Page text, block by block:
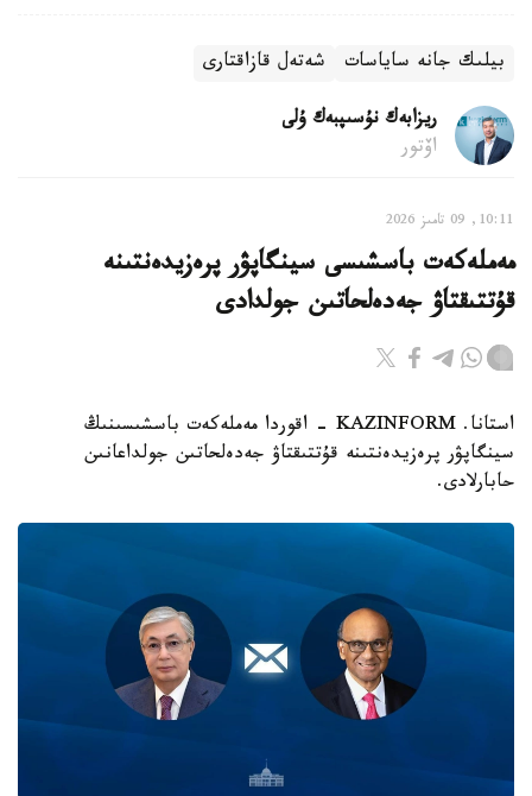
بيلىك جانە ساياسات شەتەل قازاقتارى
ريزابەك نۇسىپبەك ۇلى
اۆتور
10:11, 09 تامىز 2026
مەملەكەت باسشىسى سينگاپۋر پرەزيدەنتىنە
قۇتتىقتاۋ جەدەلحاتىن جولدادى
استانا. KAZINFORM - اقوردا مەملەكەت باسشىسىنىڭ
سينگاپۋر پرەزيدەنتىنە قۇتتىقتاۋ جەدەلحاتىن جولداعانىن
حابارلادى.